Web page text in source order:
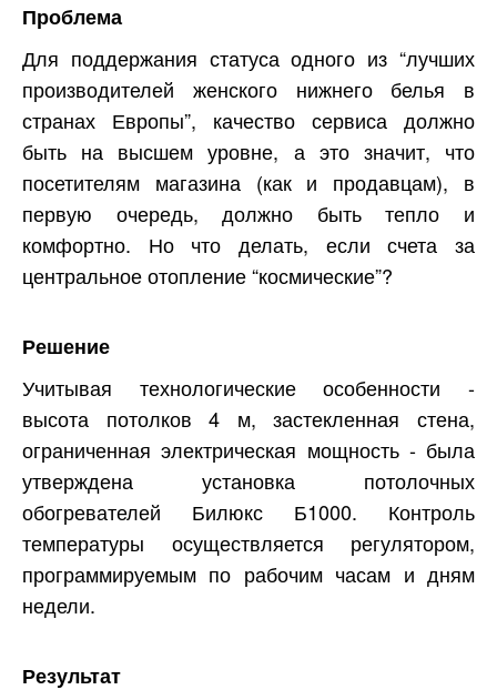
Проблема
Для поддержания статуса одного из “лучших
производителей женского нижнего белья в
странах Европы”, качество сервиса должно
быть на высшем уровне, а это значит, что
посетителям магазина (как и продавцам), в
первую очередь, должно быть тепло и
комфортно. Но что делать, если счета за
центральное отопление “космические”?
Решение
Учитывая технологические особенности -
высота потолков 4 м, застекленная стена,
ограниченная электрическая мощность - была
утверждена установка потолочных
обогревателей Билюкс Б1000. Контроль
температуры осуществляется регулятором,
программируемым по рабочим часам и дням
недели.
Результат